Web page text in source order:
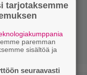
tarjotaksemme
paremman
sisältöä ja
seuraavasti